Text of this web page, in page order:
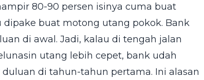
80-90 persen isinya cuma buat
dipake buat motong utang pokok. Bank
di awal. Jadi, kalau di tengah jalan
utang lebih cepet, bank udah
di tahun-tahun pertama. Ini alasan